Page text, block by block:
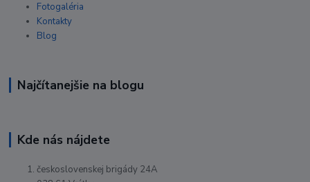
Fotogaléria
Kontakty
Blog
Najčítanejšie na blogu
Kde nás nájdete
československej brigády 24A